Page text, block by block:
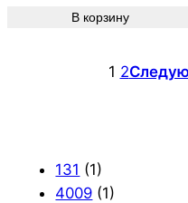
В корзину
1 2
131 (1)
4009 (1)